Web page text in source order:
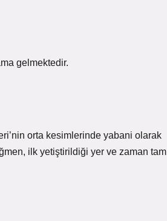
gelmektedir.
orta kesimlerinde yabani olarak
ilk yetiştirildiği yer ve zaman tam